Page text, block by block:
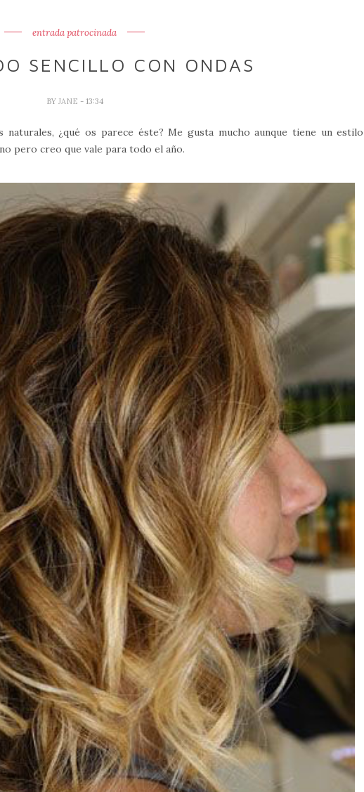
entrada patrocinada
SENCILLO CON ONDAS
BY JANE - 13:34
naturales, ¿qué os parece éste? Me gusta mucho aunque tiene un estilo
pero creo que vale para todo el año.